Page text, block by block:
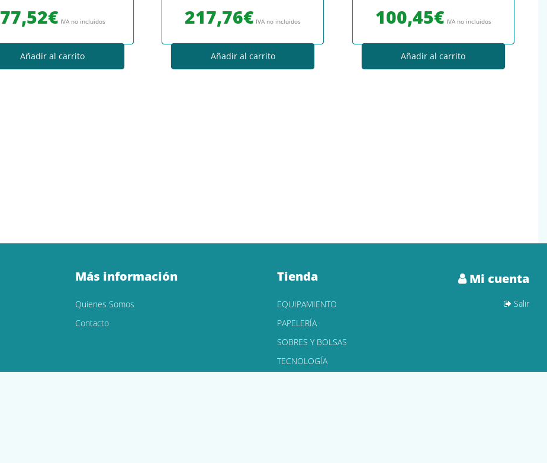
77,52€ IVA no incluidos
Añadir al carrito
217,76€ IVA no incluidos
Añadir al carrito
100,45€ IVA no incluidos
Añadir al carrito
Más información
Quienes Somos
Contacto
Tienda
EQUIPAMIENTO
PAPELERÍA
SOBRES Y BOLSAS
TECNOLOGÍA
Mi cuenta
Salir